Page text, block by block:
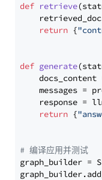
def retrieve(
return {
def generate(
docs_content
messages =
response =
return {
# 编译应用并测试
graph_builder =